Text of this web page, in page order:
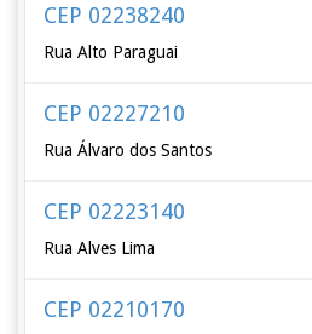
CEP 02238240
Rua Alto Paraguai
CEP 02227210
Rua Álvaro dos Santos
CEP 02223140
Rua Alves Lima
CEP 02210170